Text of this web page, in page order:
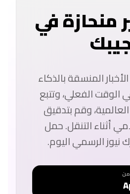
منحازة في
المنسقة بالذكاء
الوقت الفعلي، وتتبع
وقم بتدقيق
أثناء التنقل. حمل
نيوز الرسمي اليوم.
من